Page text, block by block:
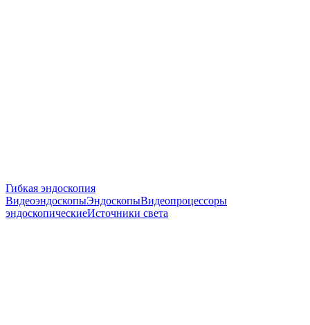
Гибкая эндоскопия
ВидеоэндоскопыЭндоскопыВидеопроцессоры
эндоскопическиеИсточники света